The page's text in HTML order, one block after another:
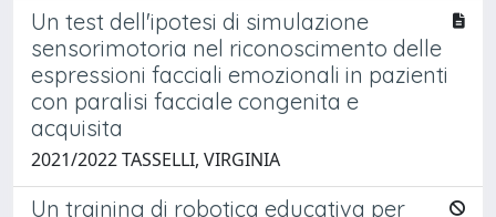
Un test dell'ipotesi di simulazione
sensorimotoria nel riconoscimento delle
espressioni facciali emozionali in pazienti
con paralisi facciale congenita e
acquisita
2021/2022 TASSELLI, VIRGINIA
Un training di robotica educativa per